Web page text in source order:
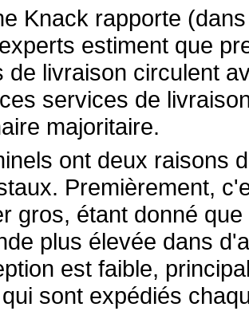
Knack rapporte
estiment que
de livraison circulent
services de
majoritaire.
ont deux raisons
Premièrement,
gros, étant donné
plus élevée dans
est faible,
sont expédiés